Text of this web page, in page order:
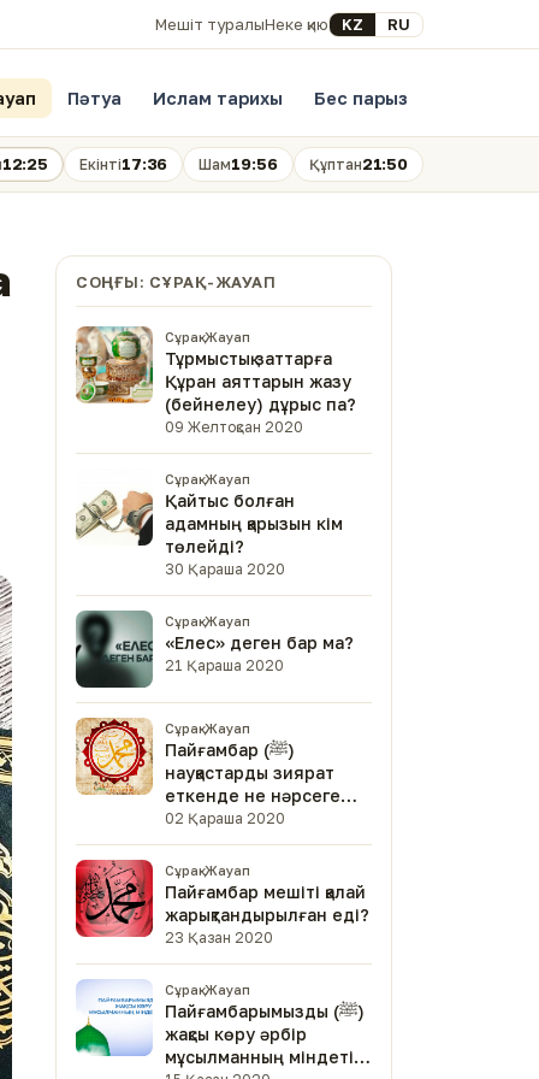
Мешіт туралыНеке қиюSelect your language
KZ RU
Пәтуа Ислам тарихы Бес парыз
12:25 Екінті17:36 Шам19:56 Құптан21:50
СОҢҒЫ: СҰРАҚ-ЖАУАП
Сұрақ-Жауап
Тұрмыстық заттарға
Құран аяттарын жазу
(бейнелеу) дұрыс па?
09 Желтоқсан 2020
Сұрақ-Жауап
Қайтыс болған
адамның қарызын кім
төлейді?
30 Қараша 2020
Сұрақ-Жауап
«Елес» деген бар ма?
21 Қараша 2020
Сұрақ-Жауап
Пайғамбар (ﷺ)
науқастарды зиярат
еткенде не нәрсеге
мән берген?
02 Қараша 2020
Сұрақ-Жауап
Пайғамбар мешіті қалай
жарықтандырылған еді?
23 Қазан 2020
Сұрақ-Жауап
Пайғамбарымызды (ﷺ)
жақсы көру әрбір
мұсылманның міндеті